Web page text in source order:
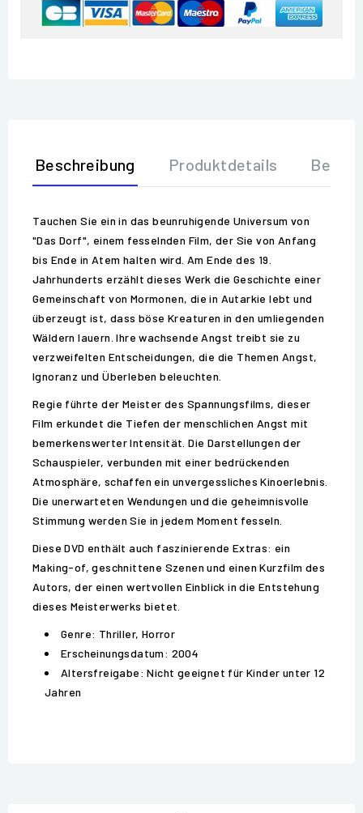
Beschreibung Produktdetails
Tauchen Sie ein in das beunruhigende Universum von
"Das Dorf", einem fesselnden Film, der Sie von Anfang
bis Ende in Atem halten wird. Am Ende des 19.
Jahrhunderts erzählt dieses Werk die Geschichte einer
Gemeinschaft von Mormonen, die in Autarkie lebt und
überzeugt ist, dass böse Kreaturen in den umliegenden
Wäldern lauern. Ihre wachsende Angst treibt sie zu
verzweifelten Entscheidungen, die die Themen Angst,
Ignoranz und Überleben beleuchten.
Regie führte der Meister des Spannungsfilms, dieser
Film erkundet die Tiefen der menschlichen Angst mit
bemerkenswerter Intensität. Die Darstellungen der
Schauspieler, verbunden mit einer bedrückenden
Atmosphäre, schaffen ein unvergessliches Kinoerlebnis.
Die unerwarteten Wendungen und die geheimnisvolle
Stimmung werden Sie in jedem Moment fesseln.
Diese DVD enthält auch faszinierende Extras: ein
Making-of, geschnittene Szenen und einen Kurzfilm des
Autors, der einen wertvollen Einblick in die Entstehung
dieses Meisterwerks bietet.
Genre: Thriller, Horror
Erscheinungsdatum: 2004
Altersfreigabe: Nicht geeignet für Kinder unter 12
Jahren